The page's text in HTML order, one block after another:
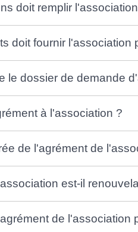
doit remplir
doit fournir l'association
le dossier de demande
à l'association ?
de l'agrément de
est-il
de l'association